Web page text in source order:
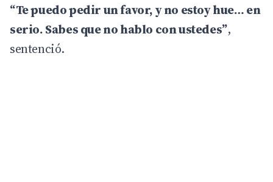
“Te puedo pedir un favor, y no estoy hue… en
serio. Sabes que no hablo con ustedes”,
sentenció.